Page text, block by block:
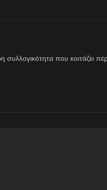
που κοιτάζει